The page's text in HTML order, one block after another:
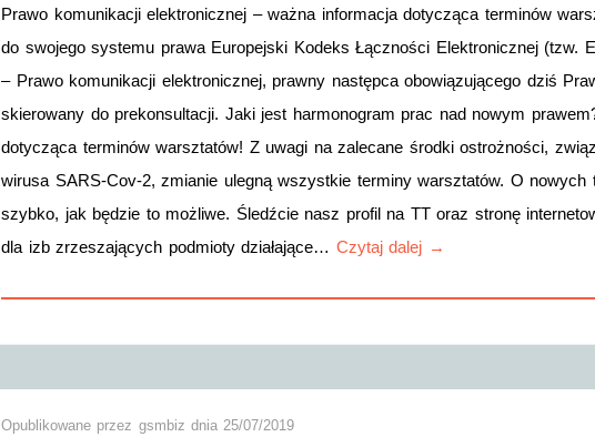
Prawo komunikacji elektronicznej – ważna informacja dotycząca terminów
do swojego systemu prawa Europejski Kodeks Łączności Elektronicznej (tzw.
– Prawo komunikacji elektronicznej, prawny następca obowiązującego dziś
skierowany do prekonsultacji. Jaki jest harmonogram prac nad nowym
dotycząca terminów warsztatów! Z uwagi na zalecane środki ostrożności,
wirusa SARS-Cov-2, zmianie ulegną wszystkie terminy warsztatów. O nowych
szybko, jak będzie to możliwe. Śledźcie nasz profil na TT oraz stronę
dla izb zrzeszających podmioty działające… Czytaj dalej →
Opublikowane przez gsmbiz dnia25/07/2019